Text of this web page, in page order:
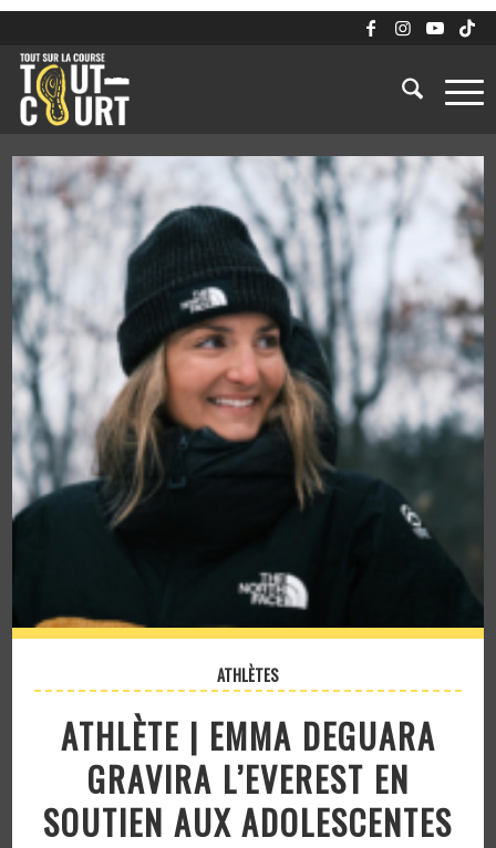
ATHLÈTES
ATHLÈTE | EMMA DEGUARA
GRAVIRA L’EVEREST EN
SOUTIEN AUX ADOLESCENTES